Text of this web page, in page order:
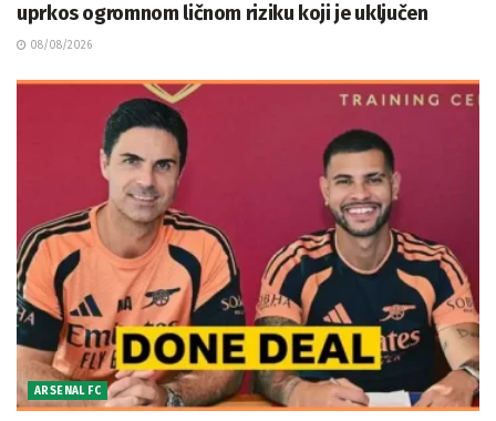
uprkos ogromnom ličnom riziku koji je uključen
08/08/2026
ARSENAL FC